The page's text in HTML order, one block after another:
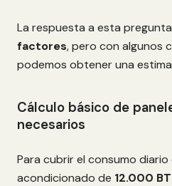
La respuesta a esta
factores, pero con algunos
podemos obtener una
Cálculo básico de
necesarios
Para cubrir el consumo diario
acondicionado de 12.000